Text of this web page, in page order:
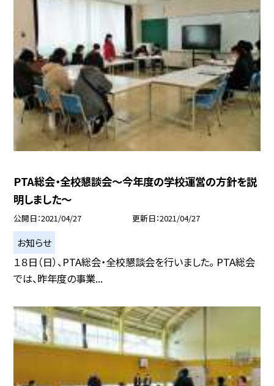
PTA総会・全校懇談会〜今年度の学校運営の方針を説
明しました〜
公開日 2021/04/27 更新日 2021/04/27
お知らせ
１８日（日）、PTA総会・全校懇談会を行いました。 PTA総会
では、昨年度の事業...